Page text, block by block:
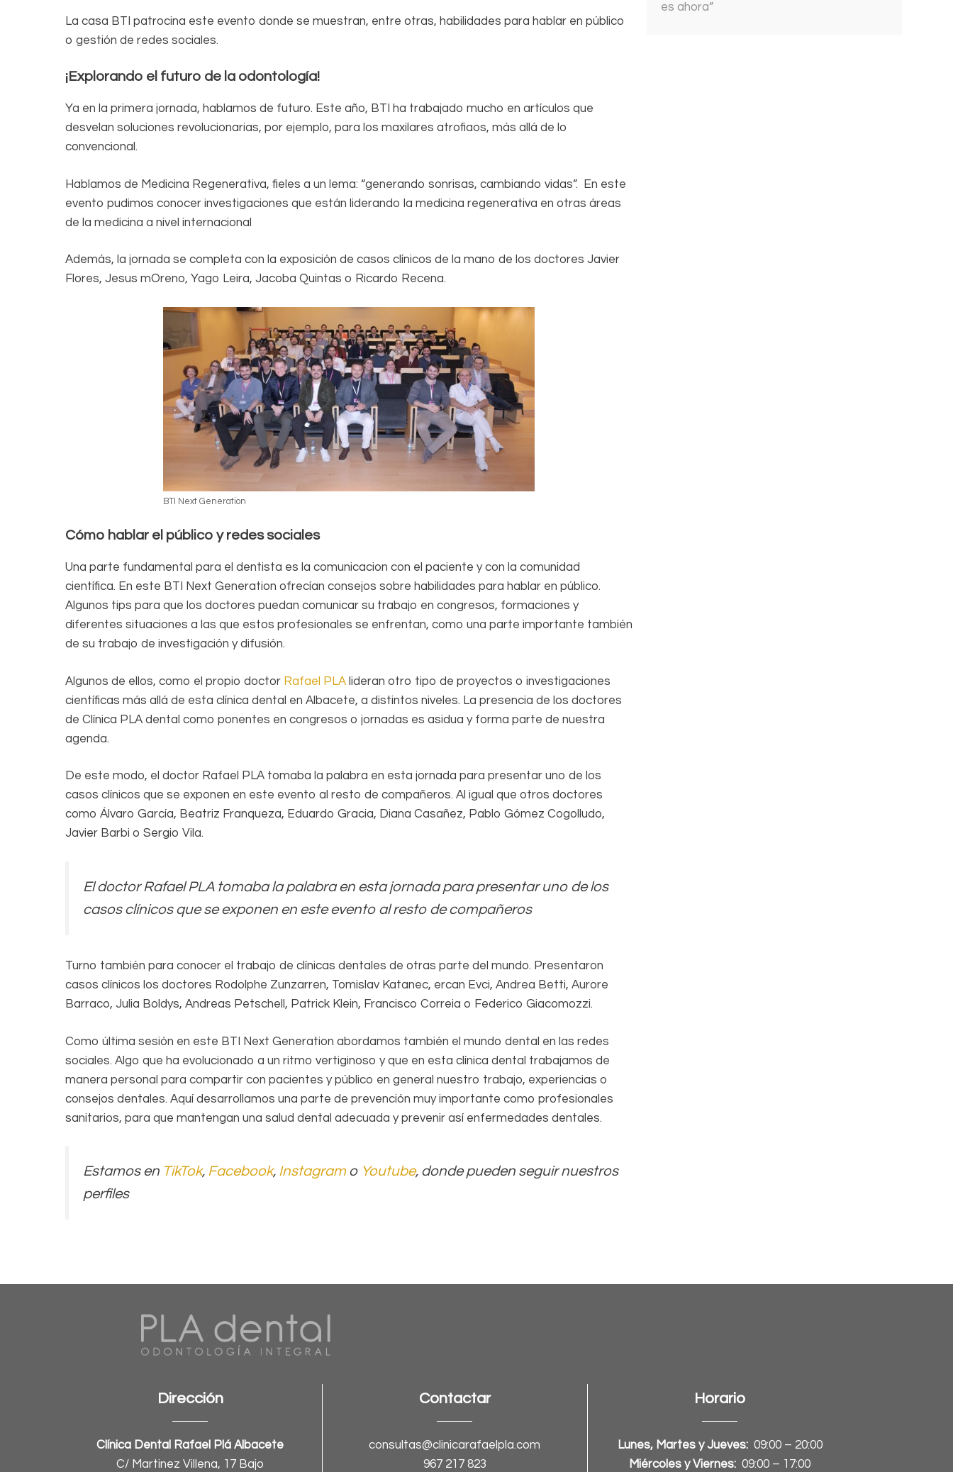
La casa BTI patrocina este evento donde se muestran, entre otras, habilidades para hablar en público
o gestión de redes sociales.
¡Explorando el futuro de la odontología!
Ya en la primera jornada, hablamos de futuro. Este año, BTI ha trabajado mucho en artículos que
desvelan soluciones revolucionarias, por ejemplo, para los maxilares atrofiaos, más allá de lo
convencional.
Hablamos de Medicina Regenerativa, fieles a un lema: “generando sonrisas, cambiando vidas”.
En este
evento pudimos conocer investigaciones que están liderando la medicina regenerativa en otras áreas
de la medicina a nivel internacional
Además, la jornada se completa con la exposición de casos clínicos de la mano de los doctores Javier
Flores, Jesus mOreno, Yago Leira, Jacoba Quintas o Ricardo Recena.
BTI Next Generation
Cómo hablar el público y redes sociales
Una parte fundamental para el dentista es la comunicacion con el paciente y con la comunidad
científica. En este BTI Next Generation ofrecían consejos sobre habilidades para hablar en público.
Algunos tips para que los doctores puedan comunicar su trabajo en congresos, formaciones y
diferentes situaciones a las que estos profesionales se enfrentan, como una parte importante también
de su trabajo de investigación y difusión.
Algunos de ellos, como el propio doctor Rafael PLA lideran otro tipo de proyectos o investigaciones
científicas más allá de esta clínica dental en Albacete, a distintos niveles. La presencia de los doctores
de Clínica PLA dental como ponentes en congresos o jornadas es asidua y forma parte de nuestra
agenda.
De este modo, el doctor Rafael PLA tomaba la palabra en esta jornada para presentar uno de los
casos clínicos que se exponen en este evento al resto de compañeros. Al igual que otros doctores
como Álvaro García, Beatriz Franqueza, Eduardo Gracia, Diana Casañez, Pablo Gómez Cogolludo,
Javier Barbi o Sergio Vila.
El doctor Rafael PLA tomaba la palabra en esta jornada para presentar uno de los
casos clínicos que se exponen en este evento al resto de compañeros
Turno también para conocer el trabajo de clínicas dentales de otras parte del mundo. Presentaron
casos clínicos los doctores Rodolphe Zunzarren, Tomislav Katanec, ercan Evci, Andrea Betti, Aurore
Barraco, Julia Boldys, Andreas Petschell, Patrick Klein, Francisco Correia o Federico Giacomozzi.
Como última sesión en este BTI Next Generation abordamos también el mundo dental en las redes
sociales. Algo que ha evolucionado a un ritmo vertiginoso y que en esta clínica dental trabajamos de
manera personal para compartir con pacientes y público en general nuestro trabajo, experiencias o
consejos dentales. Aquí desarrollamos una parte de prevención muy importante como profesionales
sanitarios, para que mantengan una salud dental adecuada y prevenir así enfermedades dentales.
Estamos en TikTok, Facebook, Instagramo Youtube, donde pueden seguir nuestros
perfiles
es ahora”
Dirección
Clínica Dental Rafael Plá Albacete
C/ Martinez Villena, 17 Bajo
Contactar
consultas@clinicarafaelpla.com
967 217 823
Horario
Lunes, Martes y Jueves: 09:00 – 20:00
Miércoles y Viernes: 09:00 – 17:00